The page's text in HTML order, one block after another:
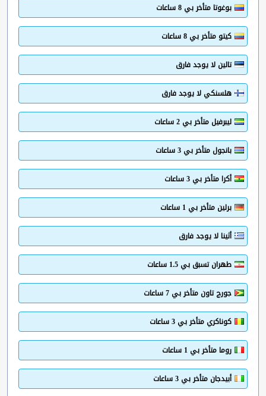
بوغوتا متأخر بي 8 ساعات
كيتو متأخر بي 8 ساعات
تالين لا يوجد فارق
هلسنكي لا يوجد فارق
ليبرفيل متأخر بي 2 ساعات
بانجول متأخر بي 3 ساعات
أكرا متأخر بي 3 ساعات
برلين متأخر بي 1 ساعات
أثينا لا يوجد فارق
طهران تسبق بي 1.5 ساعات
جورج تاون متأخر بي 7 ساعات
كوناكري متأخر بي 3 ساعات
روما متأخر بي 1 ساعات
أبيدجان متأخر بي 3 ساعات